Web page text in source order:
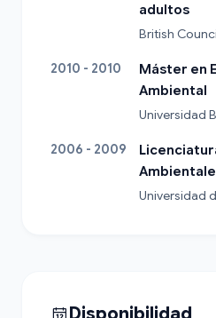
adultos
British
2010 - 2010
Máster en
Ambiental
Universidad
2006 - 2009
Universidad
Disponibilidad